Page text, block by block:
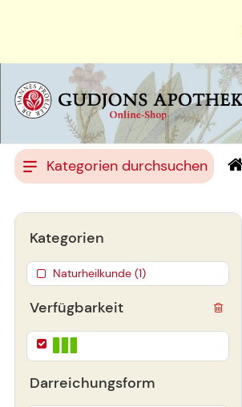
Kategorien durchsuchen
Verfügbarkeit
Darreichungsform
Kategorien
Naturheilkunde (1)